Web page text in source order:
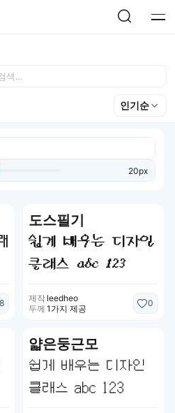
인기순
20px
8
도스필기
쉽게 배우는 디자인
클래스 abc 123
제작 leedheo
두께 1가지 제공
0
얇은둥근모
쉽게 배우는 디자인
클래스 abc 123